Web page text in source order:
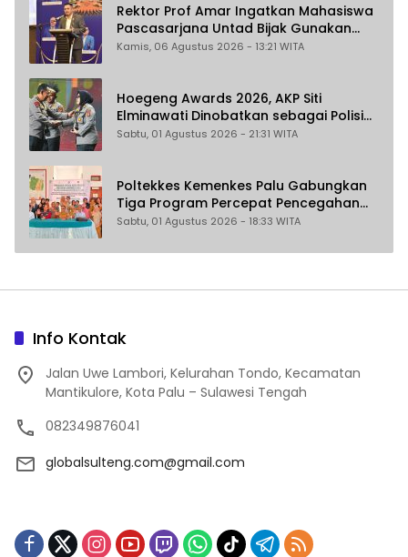
Rektor Prof Amar Ingatkan Mahasiswa
Pascasarjana Untad Bijak Gunakan
Akal Imitasi
Kamis, 06 Agustus 2026 - 13:21 WITA
Hoegeng Awards 2026, AKP Siti
Elminawati Dinobatkan sebagai Polisi
Pelindung Perempuan dan Anak
Sabtu, 01 Agustus 2026 - 21:31 WITA
Poltekkes Kemenkes Palu Gabungkan
Tiga Program Percepat Pencegahan
Stunting di Donggala
Sabtu, 01 Agustus 2026 - 18:33 WITA
Info Kontak
Jalan Uwe Lambori, Kelurahan Tondo, Kecamatan
Mantikulore, Kota Palu – Sulawesi Tengah
082349876041
globalsulteng.com@gmail.com